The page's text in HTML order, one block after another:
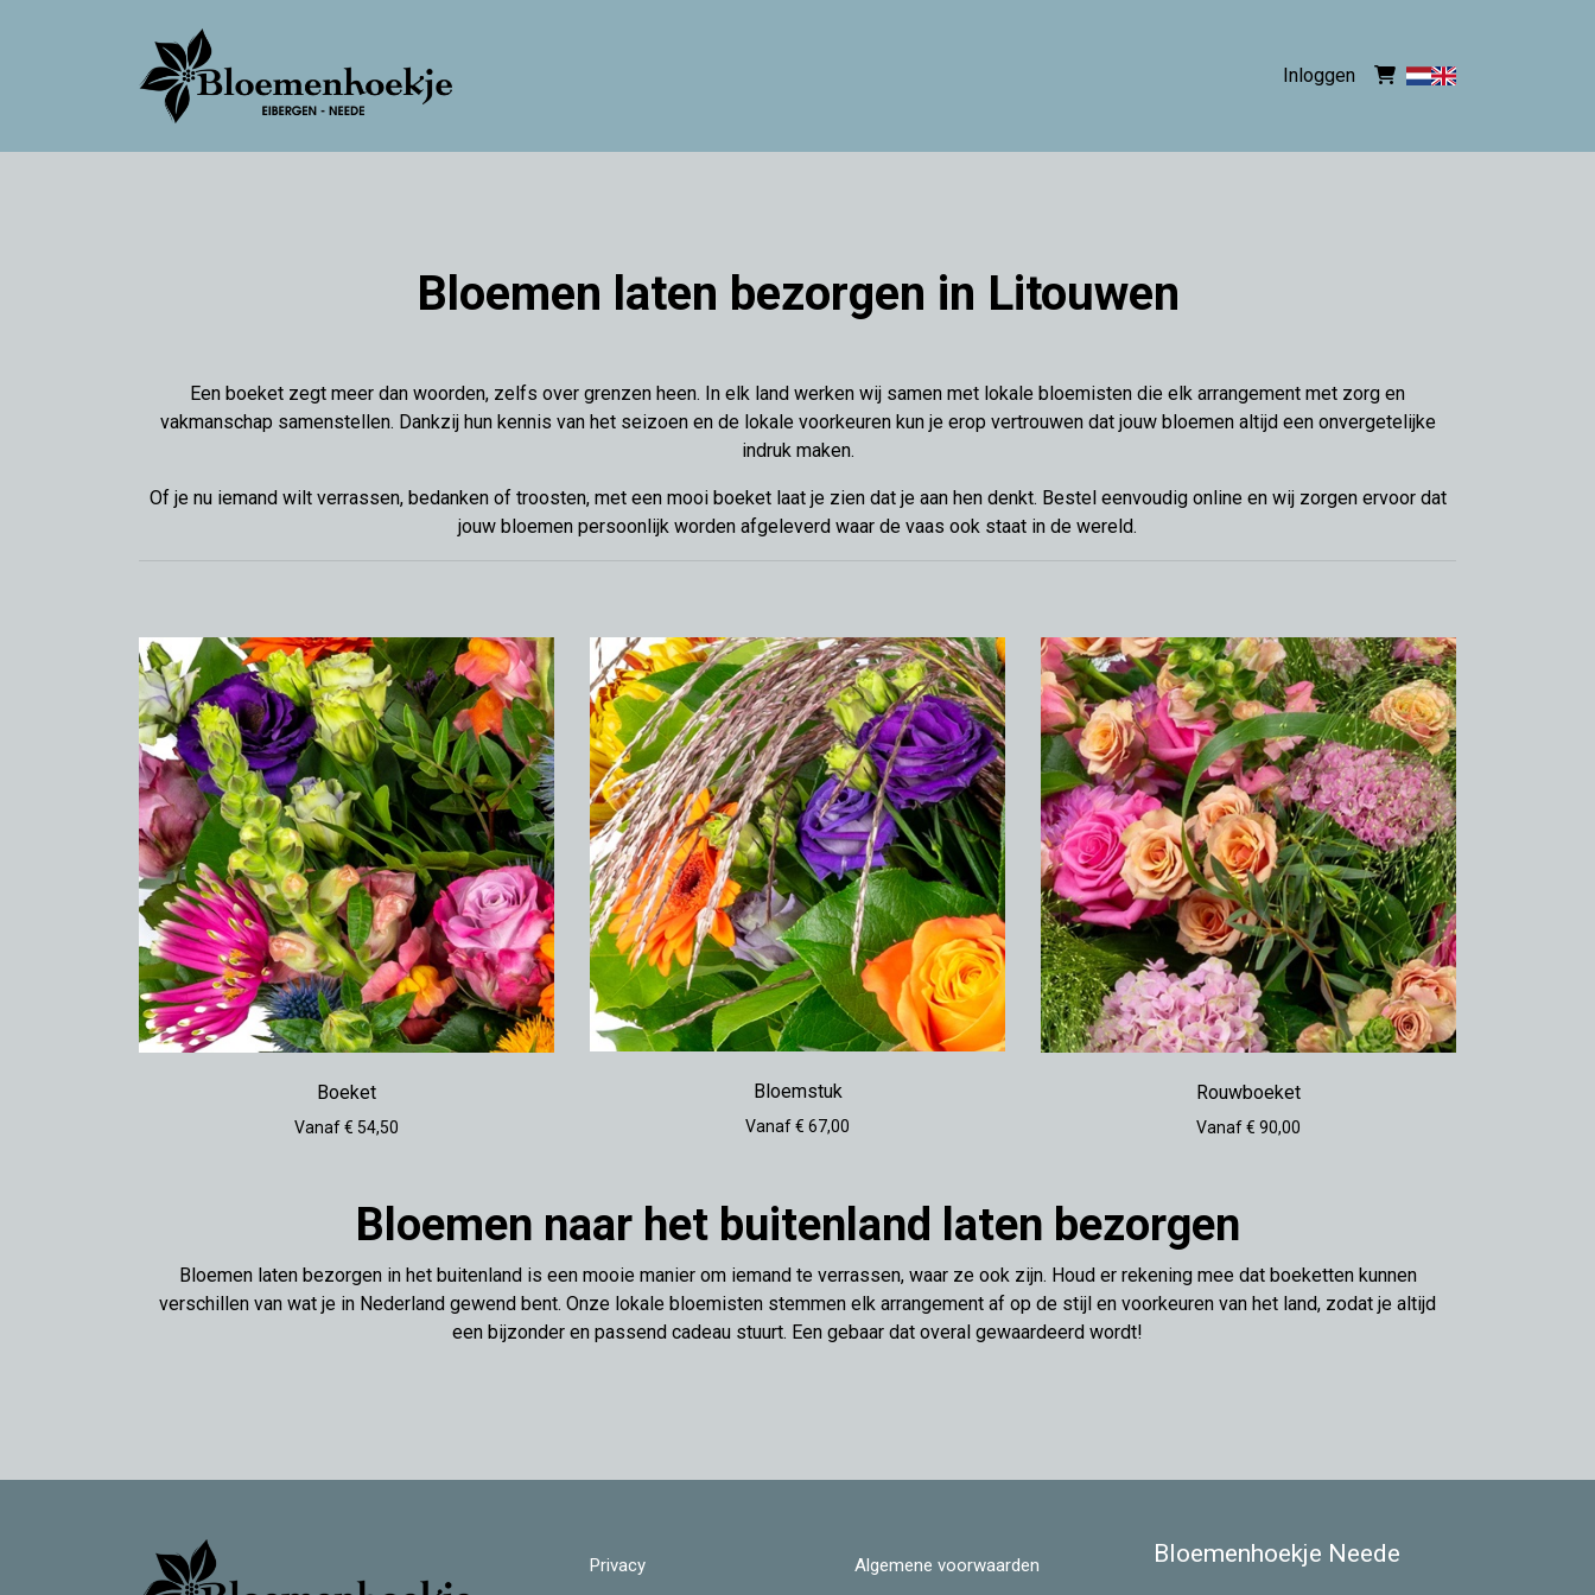
Inloggen
Bloemen laten bezorgen in Litouwen
Een boeket zegt meer dan woorden, zelfs over grenzen heen. In elk land werken wij samen met lokale bloemisten die elk arrangement met zorg en
vakmanschap samenstellen. Dankzij hun kennis van het seizoen en de lokale voorkeuren kun je erop vertrouwen dat jouw bloemen altijd een onvergetelijke
indruk maken.
Of je nu iemand wilt verrassen, bedanken of troosten, met een mooi boeket laat je zien dat je aan hen denkt. Bestel eenvoudig online en wij zorgen ervoor dat
jouw bloemen persoonlijk worden afgeleverd waar de vaas ook staat in de wereld.
Boeket
Vanaf € 54,50
Bloemstuk
Vanaf € 67,00
Rouwboeket
Vanaf € 90,00
Bloemen naar het buitenland laten bezorgen
Bloemen laten bezorgen in het buitenland is een mooie manier om iemand te verrassen, waar ze ook zijn. Houd er rekening mee dat boeketten kunnen
verschillen van wat je in Nederland gewend bent. Onze lokale bloemisten stemmen elk arrangement af op de stijl en voorkeuren van het land, zodat je altijd
een bijzonder en passend cadeau stuurt. Een gebaar dat overal gewaardeerd wordt!
Privacy Algemene voorwaarden Bloemenhoekje Neede